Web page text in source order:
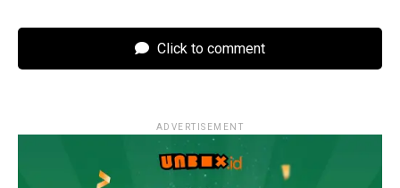
Click to comment
ADVERTISEMENT